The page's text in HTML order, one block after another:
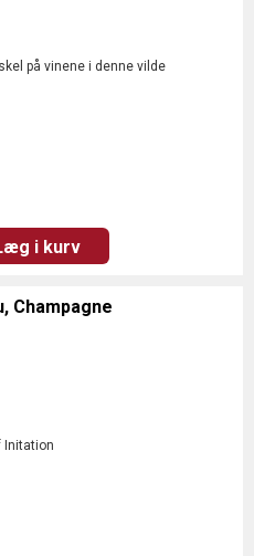
på vinene i denne vilde
i kurv
Champagne
Initation